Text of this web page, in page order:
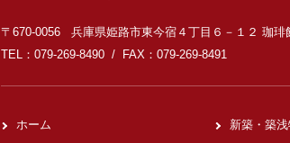
〒670-0056 兵庫県姫路市東今宿４丁目６－１２ 珈琲
TEL：079-269-8490 / FAX：079-269-8491
ホーム
新築・築